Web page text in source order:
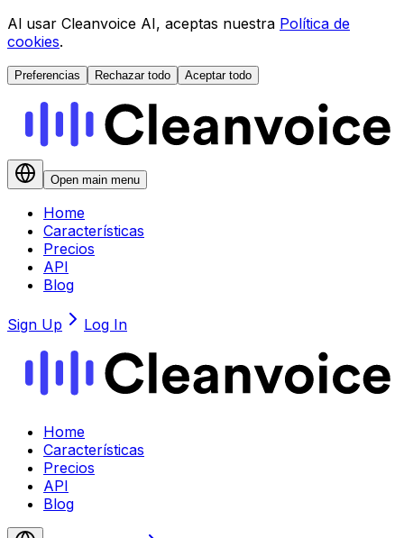
Al usar Cleanvoice AI, aceptas nuestra Política de
cookies.
Preferencias Rechazar todo Aceptar todo
Open main menu
Home
Características
Precios
API
Blog
Sign Up Log In
Home
Características
Precios
API
Blog